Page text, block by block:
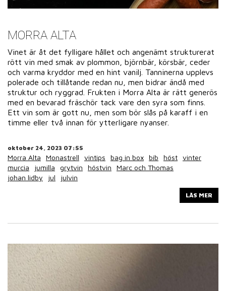
MORRA ALTA
Vinet är åt det fylligare hållet och angenämt strukturerat
rött vin med smak av plommon, björnbär, körsbär, ceder
och varma kryddor med en hint vanilj. Tanninerna upplevs
polerade och tillåtande redan nu, men bidrar ändå med
struktur och ryggrad. Frukten i Morra Alta är rätt generös
med en bevarad fräschör tack vare den syra som finns.
Ett vin som är gott nu, men som bör slås på karaff i en
timme eller två innan för ytterligare nyanser.
oktober 24, 2023 07:55
Morra Alta Monastrell vintips bag in box bib höst vinter
murcia
jumilla grytvin höstvin
Marc och Thomas
johan lidby
jul julvin
LÄS MER